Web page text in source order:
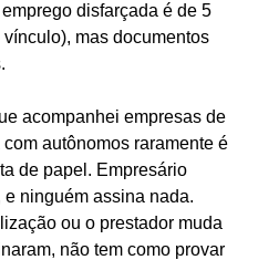
disfarçada é de 5
mas documentos
acompanhei empresas de
autônomos raramente é
de papel. Empresário
ninguém assina nada.
ou o prestador muda
não tem como provar